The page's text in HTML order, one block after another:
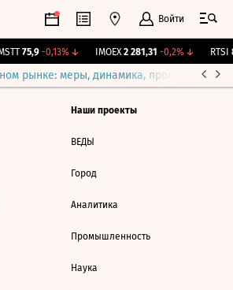
Войти
75,9 -0,13%↓ IMOEX 2 281,31 -0,2%↓ RTSI
рынке: меры, динамика, прогнозы
Наши проекты
ВЕДЫ
Город
Аналитика
Промышленность
Наука